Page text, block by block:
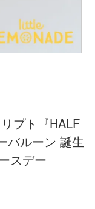
プト『HALF
バルーン 誕生
スデー